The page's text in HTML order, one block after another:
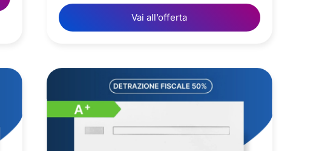
Vai all’offerta